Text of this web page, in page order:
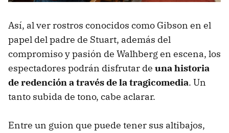
Así, al ver rostros conocidos como Gibson en el
papel del padre de Stuart, además del
compromiso y pasión de Walhberg en escena, los
espectadores podrán disfrutar de una historia
de redención a través de la tragicomedia. Un
tanto subida de tono, cabe aclarar.
Entre un guion que puede tener sus altibajos,